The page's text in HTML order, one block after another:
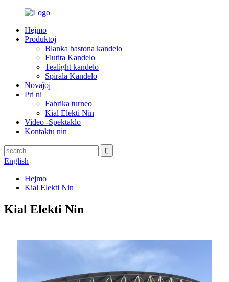
Hejmo
Produktoj
Blanka bastona kandelo
Flutita Kandelo
Tealight kandelo
Spirala Kandelo
Novaĵoj
Pri ni
Fabrika turneo
Kial Elekti Nin
Video -Spektaklo
Kontaktu nin
English
Hejmo
Kial Elekti Nin
Kial Elekti Nin